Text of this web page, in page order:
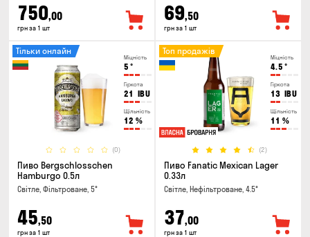
750,00
грн за 1 шт
69,50
грн за 1 шт
Міцність
5 °
Гіркота
21 IBU
Щільність
12 %
(0)
Тільки онлайн
Пиво Bergschlosschen
Hamburgo 0.5л
Світле, Фільтроване, 5°
45,50
грн за 1 шт
Міцність
4.5 °
Гіркота
13 IBU
Щільність
11 %
(2)
Топ продажів
Пиво Fanatic Mexican Lager
0.33л
Світле, Нефільтроване, 4.5°
37,00
грн за 1 шт